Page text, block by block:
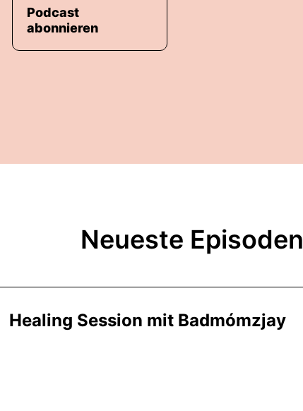
Podcast
abonnieren
Neueste Episoden